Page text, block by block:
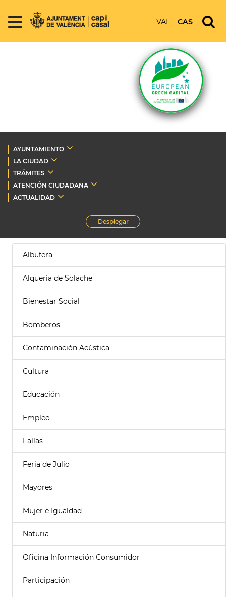
VAL CAS
AYUNTAMIENTO
LA CIUDAD
TRÁMITES
ATENCIÓN CIUDADANA
ACTUALIDAD
Desplegar
Albufera
Alquería de Solache
Bienestar Social
Bomberos
Contaminación Acústica
Cultura
Educación
Empleo
Fallas
Feria de Julio
Mayores
Mujer e Igualdad
Naturia
Oficina Información Consumidor
Participación